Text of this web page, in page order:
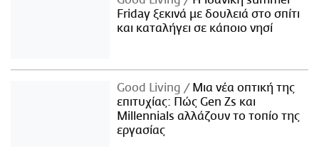
Friday ξεκινά με δουλειά στο σπίτι
και καταλήγει σε κάποιο νησί
Good Living
Μια νέα οπτική της
επιτυχίας: Πώς Gen Zs και
Millennials αλλάζουν το τοπίο της
εργασίας